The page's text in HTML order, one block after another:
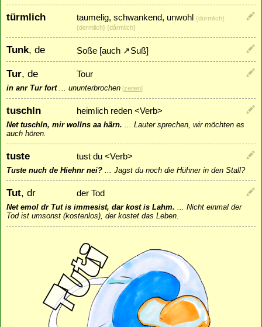
türmlich taumelig, schwankend, unwohl {dürmlich}
{dermlich} {dårmlich}
Tunk, de Soße [auch ↗Suß]
Tur, de Tour
in anr Tur fort... ununterbrochen [zeiten]
tuschln heimlich reden <Verb>
Net tuschln, mir wollns aa härn. ... Lauter sprechen, wir möchten es
auch hören.
tuste tust du <Verb>
Tuste nuch de Hiehnr nei? ... Jagst du noch die Hühner in den Stall?
Tut, dr der Tod
Net emol dr Tut is immesist, dar kost is Lahm. ... Nicht einmal der
Tod ist umsonst (kostenlos), der kostet das Leben.